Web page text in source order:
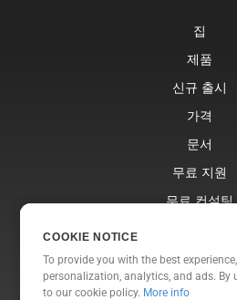
COOKIE NOTICE
To provide you with the best
personalization, analytics, and ads. By
toour cookie policy.
집
제품
신규 출시
가격
문서
무료 지원
무료 컨설팅
웹사이트
에 대한
COOKIE NOTICE
To provide you with the best
personalization, analytics, and ads. By
to our cookie policy. More info